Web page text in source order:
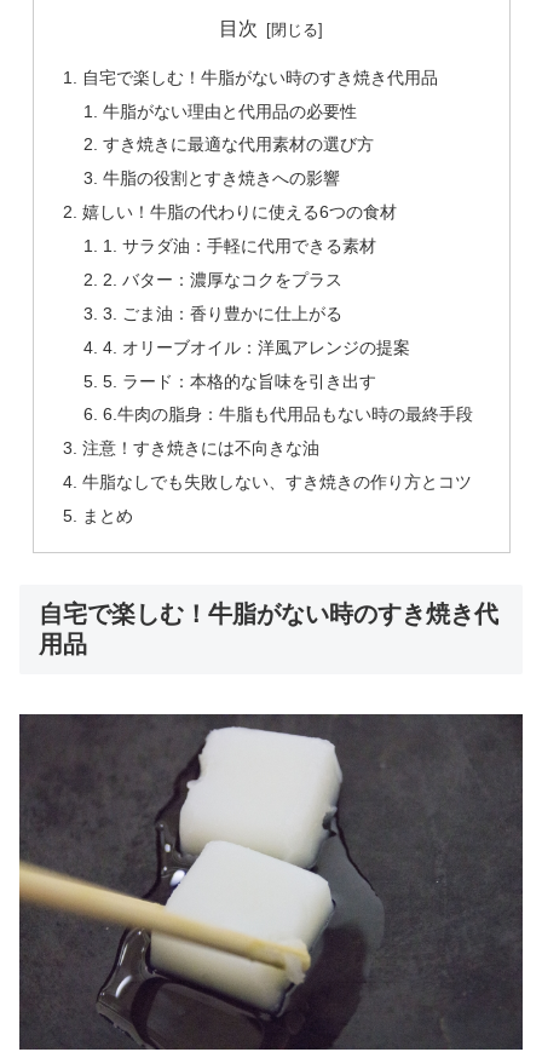
目次
自宅で楽しむ！牛脂がない時のすき焼き代用品
牛脂がない理由と代用品の必要性
すき焼きに最適な代用素材の選び方
牛脂の役割とすき焼きへの影響
嬉しい！牛脂の代わりに使える6つの食材
1. サラダ油：手軽に代用できる素材
2. バター：濃厚なコクをプラス
3. ごま油：香り豊かに仕上がる
4. オリーブオイル：洋風アレンジの提案
5. ラード：本格的な旨味を引き出す
6.牛肉の脂身：牛脂も代用品もない時の最終手段
注意！すき焼きには不向きな油
牛脂なしでも失敗しない、すき焼きの作り方とコツ
まとめ
自宅で楽しむ！牛脂がない時のすき焼き代
用品